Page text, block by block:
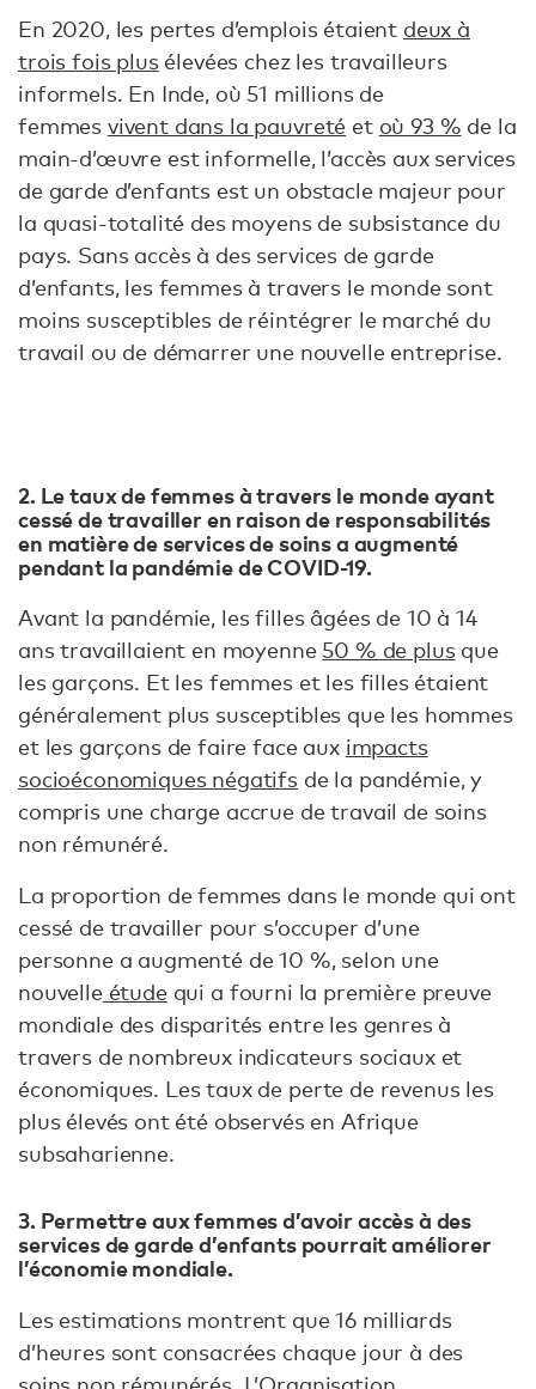
En 2020, les pertes d’emplois étaient deux à
trois fois plusélevées chez les travailleurs
informels. En Inde, où 51 millions de
femmes vivent dans la pauvreté et où 93 % de la
main-d’œuvre est informelle, l’accès aux services
de garde d’enfants est un obstacle majeur pour
la quasi-totalité des moyens de subsistance du
pays. Sans accès à des services de garde
d’enfants, les femmes à travers le monde sont
moins susceptibles de réintégrer le marché du
travail ou de démarrer une nouvelle entreprise.
2. Le taux de femmes à travers le monde ayant
cessé de travailler en raison de responsabilités
en matière de services de soins a augmenté
pendant la pandémie de COVID-19.
Avant la pandémie, les filles âgées de 10 à 14
ans travaillaient en moyenne 50 % de plusque
les garçons. Et les femmes et les filles étaient
généralement plus susceptibles que les hommes
et les garçons de faire face aux impacts
socioéconomiques négatifs de la pandémie, y
compris une charge accrue de travail de soins
non rémunéré.
La proportion de femmes dans le monde qui ont
cessé de travailler pour s’occuper d’une
personne a augmenté de 10 %, selon une
nouvelleétudequi a fourni la première preuve
mondiale des disparités entre les genres à
travers de nombreux indicateurs sociaux et
économiques. Les taux de perte de revenus les
plus élevés ont été observés en Afrique
subsaharienne.
3. Permettre aux femmes d’avoir accès à des
services de garde d’enfants pourrait améliorer
l’économie mondiale.
Les estimations montrent que 16 milliards
d’heures sont consacrées chaque jour à des